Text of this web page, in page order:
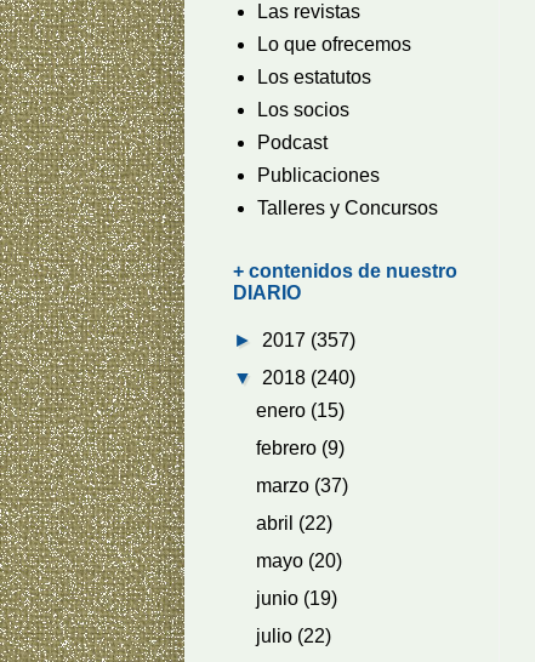
Las revistas
Lo que ofrecemos
Los estatutos
Los socios
Podcast
Publicaciones
Talleres y Concursos
+ contenidos de nuestro
DIARIO
► 2017 (357)
▼ 2018 (240)
enero (15)
febrero (9)
marzo (37)
abril (22)
mayo (20)
junio (19)
julio (22)